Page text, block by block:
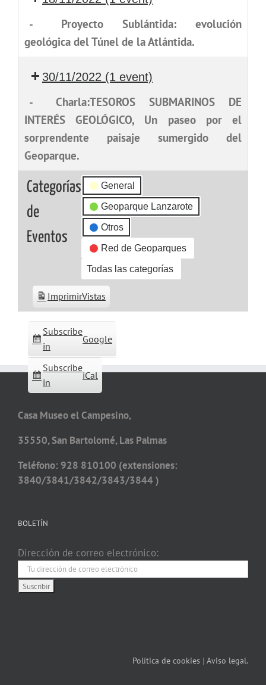
-
Proyecto Sublántida: evolución
geológica del Túnel de la Atlántida.
30/11/2022 (1 event)
-
Charla:TESOROS SUBMARINOS DE
INTERÉS GEOLÓGICO, Un paseo por el
sorprendente paisaje sumergido del
Geoparque.
Categorías
de
Eventos
General
Geoparque Lanzarote
Otros
Red de Geoparques
Todas las categorías
Subscribe
in
Google
Subscribe
in
iCal
ImprimirVistas
Casa Museo el Campesino,
35550, San Bartolomé, Las Palmas
Teléfono: 928 810100 (extensiones:
3840/3841/3842/3843/3844 )
BOLETÍN
Dirección de correo electrónico:
Política de cookies | Aviso legal.